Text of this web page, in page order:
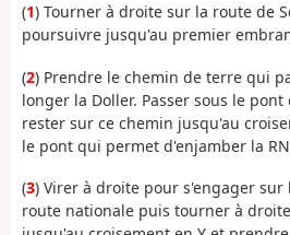
(1) Tourner à droite sur la route de
poursuivre jusqu'au premier
(2) Prendre le chemin de terre qui
longer la Doller. Passer sous le
rester sur ce chemin jusqu'au
le pont qui permet d'enjamber la
(3) Virer à droite pour s'engager
route nationale puis tourner à